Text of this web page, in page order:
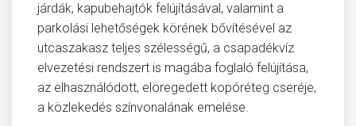
járdák, kapubehajtók felújításával, valamint a
parkolási lehetőségek körének bővítésével az
utcaszakasz teljes szélességű, a csapadékvíz
elvezetési rendszert is magába foglaló felújítása,
az elhasználódott, elöregedett kopóréteg cseréje,
a közlekedés színvonalának emelése.